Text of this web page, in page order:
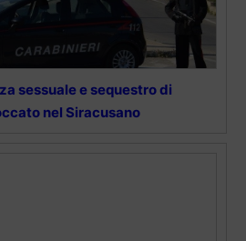
sessuale e sequestro di
nel Siracusano